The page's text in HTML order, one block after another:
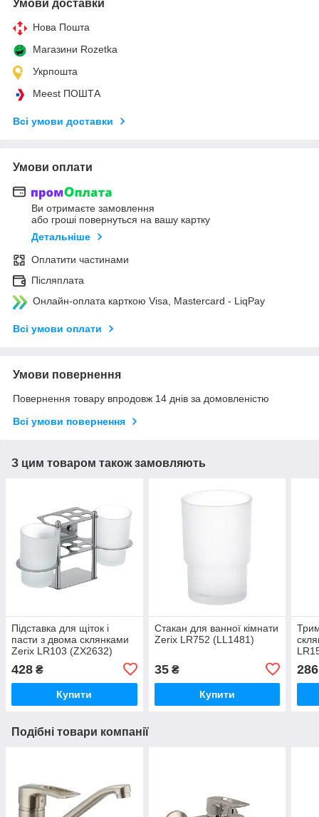
Умови доставки
Нова Пошта
Магазини Rozetka
Укрпошта
Meest ПОШТА
Всі умови доставки
Умови оплати
Ви отримаєте замовлення
або гроші повернуться на вашу картку
Детальніше
Оплатити частинами
Післяплата
Онлайн-оплата карткою Visa, Mastercard - LiqPay
Всі умови оплати
Умови повернення
Повернення товару впродовж 14 днів за домовленістю
Всі умови повернення
З цим товаром також замовляють
Підставка для щіток і
пасти з двома склянками
Zerix LR103 (ZX2632)
428 ₴
Купити
Стакан для ванної кімнати
Zerix LR752 (LL1481)
35₴
Купити
286
Подібні товари компанії